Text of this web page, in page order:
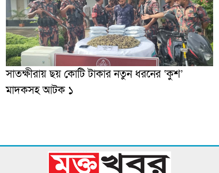
সাতক্ষীরায় ছয় কোটি টাকার নতুন ধরনের ‘কুশ’
মাদকসহ আটক ১